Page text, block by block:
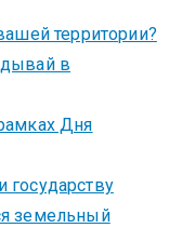
территории?
в
Дня
земельный